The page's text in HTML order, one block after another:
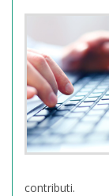
contributi.